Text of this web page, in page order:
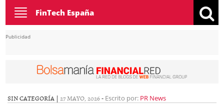
Toggle
navigation
FinTech España
Publicidad
SIN CATEGORÍA | 27 MAYO, 2026- Escrito por: PR News